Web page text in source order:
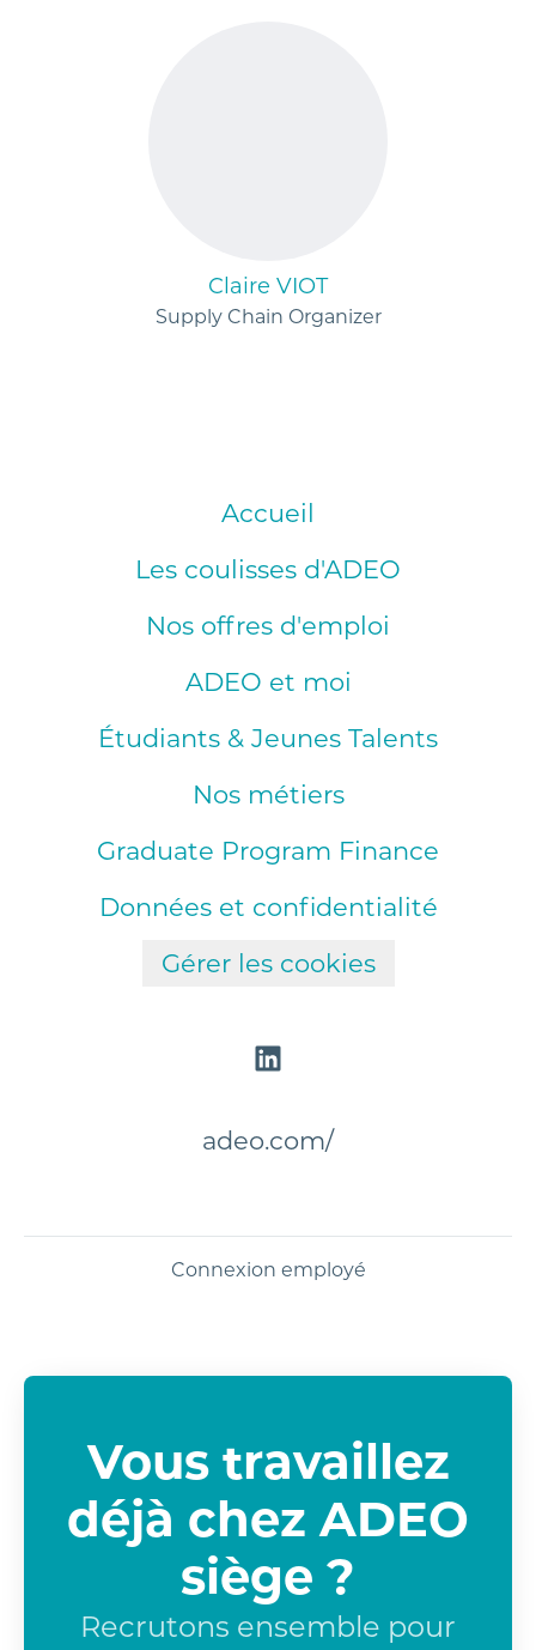
Claire VIOT
Supply Chain Organizer
Accueil
Les coulisses d'ADEO
Nos offres d'emploi
ADEO et moi
Étudiants & Jeunes Talents
Nos métiers
Graduate Program Finance
Données et confidentialité
Gérer les cookies
adeo.com/
Connexion employé
Vous travaillez
déjà chez ADEO
siège ?
Recrutons ensemble pour